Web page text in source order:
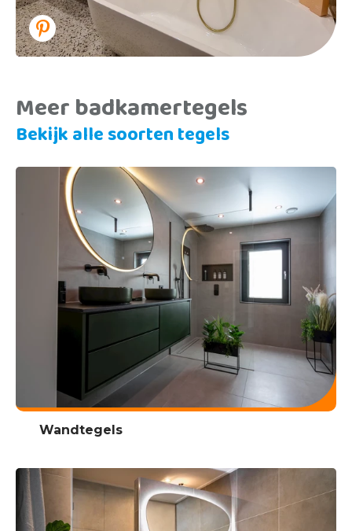
Meer badkamertegels
Bekijk alle soorten tegels
Wandtegels